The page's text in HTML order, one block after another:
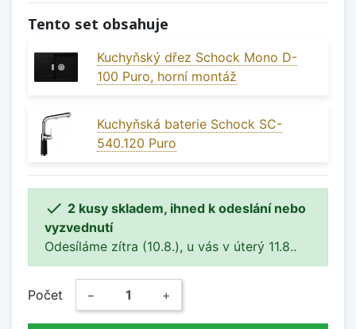
Tento set obsahuje
Kuchyňský dřez Schock Mono D-
100 Puro, horní montáž
Kuchyňská baterie Schock SC-
540.120 Puro
 2 kusy skladem, ihned k odeslání nebo
vyzvednutí
Odesíláme zítra (10.8.), u vás v úterý 11.8..
Počet − +